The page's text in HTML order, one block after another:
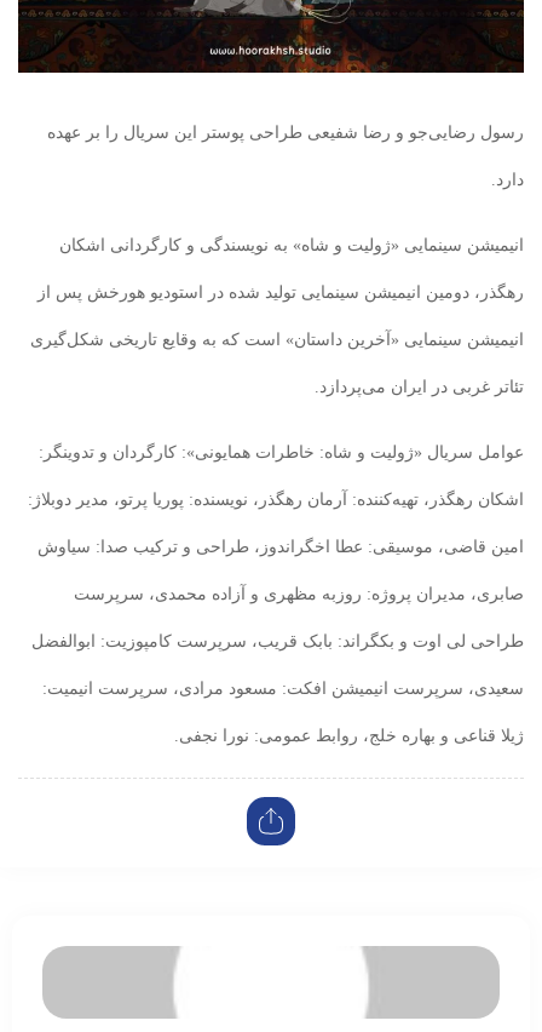
رسول رضایی‌جو و رضا شفیعی طراحی پوستر این سریال را بر عهده
دارد.
انیمیشن سینمایی «ژولیت و شاه» به نویسندگی و کارگردانی اشکان
رهگذر، دومین انیمیشن سینمایی تولید شده در استودیو هورخش پس از
انیمیشن سینمایی «آخرین داستان» است که به وقایع تاریخی شکل‌گیری
تئاتر غربی در ایران می‌پردازد.
عوامل سریال «ژولیت و شاه: خاطرات همایونی»: کارگردان و تدوینگر:
اشکان رهگذر، تهیه‌کننده: آرمان رهگذر، نویسنده: پوریا پرتو، مدیر دوبلاژ:
امین قاضی، موسیقی: عطا اخگراندوز، طراحی و ترکیب صدا: سیاوش
صابری، مدیران پروژه: روزبه مظهری و آزاده محمدی، سرپرست
طراحی لی اوت و بکگراند: بابک قریب، سرپرست کامپوزیت: ابوالفضل
سعیدی، سرپرست انیمیشن افکت: مسعود مرادی، سرپرست انیمیت:
ژیلا قناعی و بهاره خلج، روابط عمومی: نورا نجفی.